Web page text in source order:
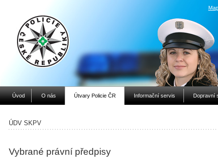
Úvod O nás Útvary Policie ČR Informační servis Dopravní
ÚDV SKPV
Vybrané právní předpisy